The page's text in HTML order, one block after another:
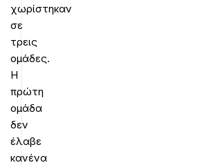
χωρίστηκαν
σε
τρεις
ομάδες.
Η
πρώτη
ομάδα
δεν
έλαβε
κανένα